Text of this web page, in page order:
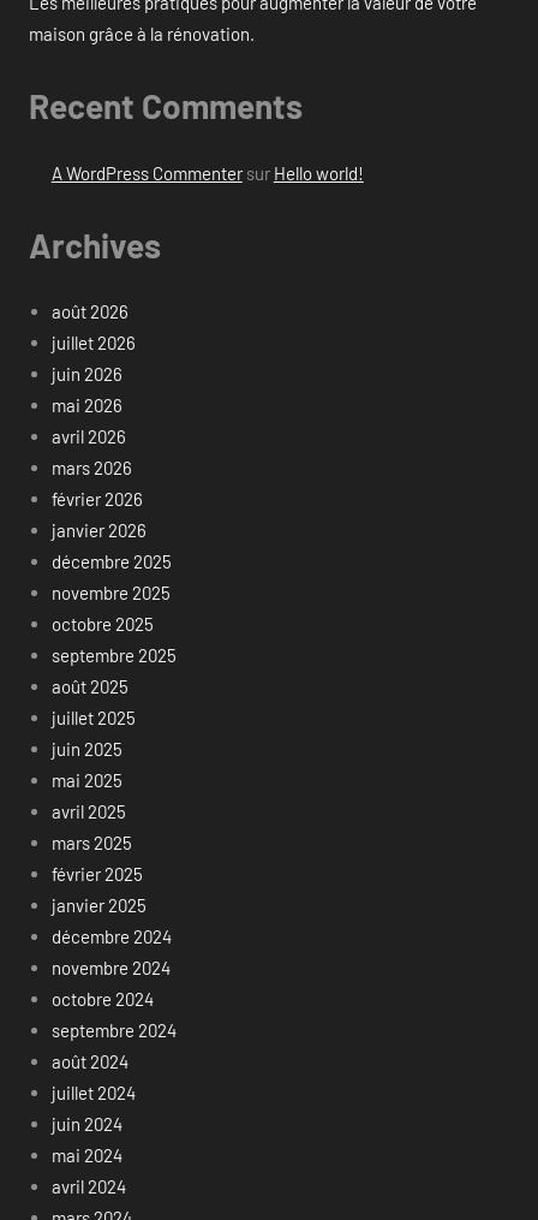
maison grâce à la rénovation.
Recent Comments
A WordPress Commentersur Hello world!
Archives
août 2026
juillet 2026
juin 2026
mai 2026
avril 2026
mars 2026
février 2026
janvier 2026
décembre 2025
novembre 2025
octobre 2025
septembre 2025
août 2025
juillet 2025
juin 2025
mai 2025
avril 2025
mars 2025
février 2025
janvier 2025
décembre 2024
novembre 2024
octobre 2024
septembre 2024
août 2024
juillet 2024
juin 2024
mai 2024
avril 2024